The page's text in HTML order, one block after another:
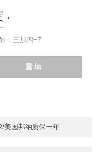
：三加四=7
美国邦纳质保一年